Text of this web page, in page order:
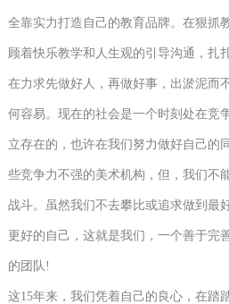
全靠实力打造自己的教育品牌。在狠抓
顾着快乐教学和人生观的引导沟通，扎
在力求先做好人，再做好事，出淤泥而
何容易。现在的社会是一个时刻处在竞
立存在的，也许在我们努力做好自己的
些竞争力不强的美术机构，但，我们不
战斗。虽然我们不去攀比或追求做到最
更好的自己，这就是我们，一个善于完
的团队!
这15年来，我们凭着自己的良心，在踏